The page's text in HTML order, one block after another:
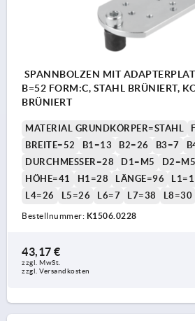
SPANNBOLZEN MIT
B=52 FORM:C, STAHL BRÜNIERT,
BRÜNIERT
MATERIAL GRUNDKÖRPER=STAHL
BREITE=52
B1=13 B2=26 B3=7
DURCHMESSER=28
D1=M5 D2=M5
HÖHE=41
H1=28 LÄNGE=96
L4=26
L5=26 L6=7 L7=38 L8=30
Bestellnummer: K1506.0228
43,17 €
zzgl. MwSt.
zzgl. Versandkosten